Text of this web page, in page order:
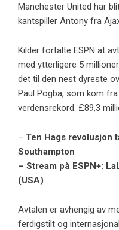
Manchester United har
kantspiller Antony fra
Kilder fortalte ESPN at
med ytterligere 5
det til den nest dyreste
Paul Pogba, som kom
verdensrekord. £89,3
– Ten Hags revolusjon
Southampton
– Stream på ESPN+:
(USA)
Avtalen er avhengig av
ferdigstilt og